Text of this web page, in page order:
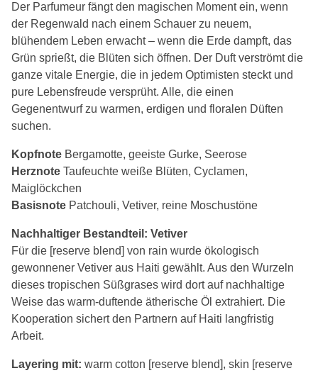
Der Parfumeur fängt den magischen Moment ein, wenn
der Regenwald nach einem Schauer zu neuem,
blühendem Leben erwacht – wenn die Erde dampft, das
Grün sprießt, die Blüten sich öffnen. Der Duft verströmt die
ganze vitale Energie, die in jedem Optimisten steckt und
pure Lebensfreude versprüht. Alle, die einen
Gegenentwurf zu warmen, erdigen und floralen Düften
suchen.
Kopfnote Bergamotte, geeiste Gurke, Seerose
Herznote Taufeuchte weiße Blüten, Cyclamen,
Maiglöckchen
Basisnote Patchouli, Vetiver, reine Moschustöne
Nachhaltiger Bestandteil: Vetiver
Für die [reserve blend] von rain wurde ökologisch
gewonnener Vetiver aus Haiti gewählt. Aus den Wurzeln
dieses tropischen Süßgrases wird dort auf nachhaltige
Weise das warm-duftende ätherische Öl extrahiert. Die
Kooperation sichert den Partnern auf Haiti langfristig
Arbeit.
Layering mit: warm cotton [reserve blend], skin [reserve